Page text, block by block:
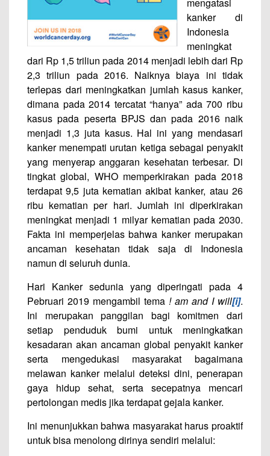
kanker di
Indonesia
meningkat
dari Rp 1,5 triliun pada 2014 menjadi lebih dari Rp
2,3 triliun pada 2016. Naiknya biaya ini tidak
terlepas dari meningkatkan jumlah kasus kanker,
dimana pada 2014 tercatat “hanya” ada 700 ribu
kasus pada peserta BPJS dan pada 2016 naik
menjadi 1,3 juta kasus. Hal ini yang mendasari
kanker menempati urutan ketiga sebagai penyakit
yang menyerap anggaran kesehatan terbesar. Di
tingkat global, WHO memperkirakan pada 2018
terdapat 9,5 juta kematian akibat kanker, atau 26
ribu kematian per hari. Jumlah ini diperkirakan
meningkat menjadi 1 milyar kematian pada 2030.
Fakta ini memperjelas bahwa kanker merupakan
ancaman kesehatan tidak saja di Indonesia
namun di seluruh dunia.
Hari Kanker sedunia yang diperingati pada 4
Pebruari 2019 mengambil tema ! am and I will[i].
Ini merupakan panggilan bagi komitmen dari
setiap penduduk bumi untuk meningkatkan
kesadaran akan ancaman global penyakit kanker
serta mengedukasi masyarakat bagaimana
melawan kanker melalui deteksi dini, penerapan
gaya hidup sehat, serta secepatnya mencari
pertolongan medis jika terdapat gejala kanker.
Ini menunjukkan bahwa masyarakat harus proaktif
untuk bisa menolong dirinya sendiri melalui: